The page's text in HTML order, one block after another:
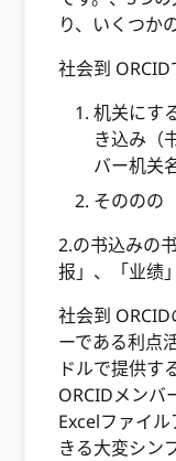
り、いくつか
社会到 ORCID
机关にす
き込み（
バー机关
そののの
2.の书込みの
报」、「业绩
社会到
ーである利点
ドルで提供す
ORCIDメンバ
Excelファイ
きる大変シン